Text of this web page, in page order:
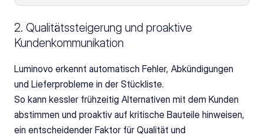
2. Qualitätssteigerung und proaktive
Kundenkommunikation
Luminovo erkennt automatisch Fehler, Abkündigungen
und Lieferprobleme in der Stückliste.
So kann kessler frühzeitig Alternativen mit dem Kunden
abstimmen und proaktiv auf kritische Bauteile hinweisen,
ein entscheidender Faktor für Qualität und